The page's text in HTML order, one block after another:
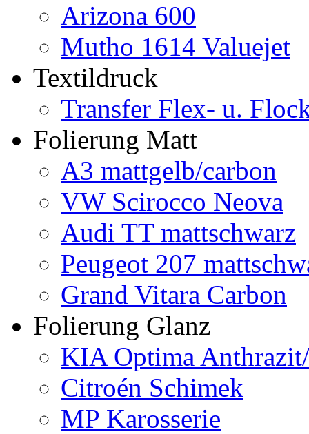
Arizona 600
Mutho 1614 Valuejet
Textildruck
Transfer Flex- u.
Folierung Matt
A3 mattgelb/carbon
VW Scirocco Neova
Audi TT mattschwarz
Peugeot 207
Grand Vitara Carbon
Folierung Glanz
KIA Optima
Citroén Schimek
MP Karosserie